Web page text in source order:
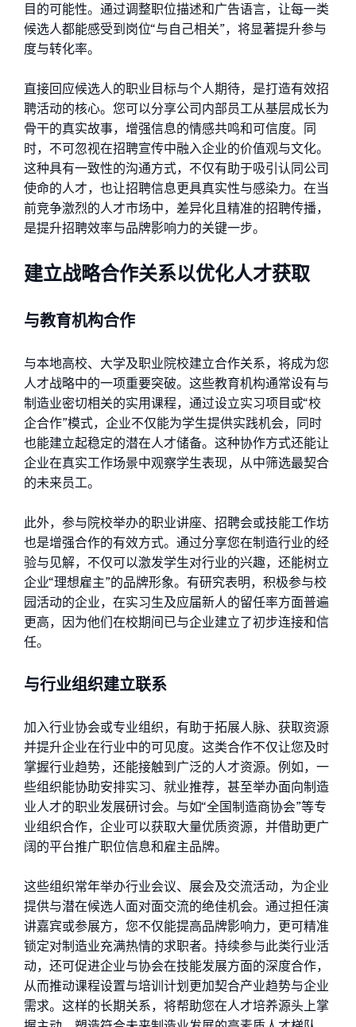
目的可能性。通过调整职位描述和广告语言，让每一类
候选人都能感受到岗位“与自己相关”，将显著提升参与
度与转化率。
直接回应候选人的职业目标与个人期待，是打造有效招
聘活动的核心。您可以分享公司内部员工从基层成长为
骨干的真实故事，增强信息的情感共鸣和可信度。同
时，不可忽视在招聘宣传中融入企业的价值观与文化。
这种具有一致性的沟通方式，不仅有助于吸引认同公司
使命的人才，也让招聘信息更具真实性与感染力。在当
前竞争激烈的人才市场中，差异化且精准的招聘传播，
是提升招聘效率与品牌影响力的关键一步。
建立战略合作关系以优化人才获取
与教育机构合作
与本地高校、大学及职业院校建立合作关系，将成为您
人才战略中的一项重要突破。这些教育机构通常设有与
制造业密切相关的实用课程，通过设立实习项目或“校
企合作”模式，企业不仅能为学生提供实践机会，同时
也能建立起稳定的潜在人才储备。这种协作方式还能让
企业在真实工作场景中观察学生表现，从中筛选最契合
的未来员工。
此外，参与院校举办的职业讲座、招聘会或技能工作坊
也是增强合作的有效方式。通过分享您在制造行业的经
验与见解，不仅可以激发学生对行业的兴趣，还能树立
企业“理想雇主”的品牌形象。有研究表明，积极参与校
园活动的企业，在实习生及应届新人的留任率方面普遍
更高，因为他们在校期间已与企业建立了初步连接和信
任。
与行业组织建立联系
加入行业协会或专业组织，有助于拓展人脉、获取资源
并提升企业在行业中的可见度。这类合作不仅让您及时
掌握行业趋势，还能接触到广泛的人才资源。例如，一
些组织能协助安排实习、就业推荐，甚至举办面向制造
业人才的职业发展研讨会。 与如“全国制造商协会”等专
业组织合作，企业可以获取大量优质资源，并借助更广
阔的平台推广职位信息和雇主品牌。
这些组织常年举办行业会议、展会及交流活动，为企业
提供与潜在候选人面对面交流的绝佳机会。通过担任演
讲嘉宾或参展方，您不仅能提高品牌影响力，更可精准
锁定对制造业充满热情的求职者。 持续参与此类行业活
动，还可促进企业与协会在技能发展方面的深度合作，
从而推动课程设置与培训计划更加契合产业趋势与企业
需求。这样的长期关系，将帮助您在人才培养源头上掌